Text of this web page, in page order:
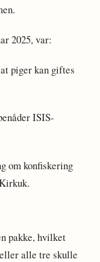
2025, var:
piger kan giftes
ISIS-
om konfiskering
pakke, hvilket
alle tre skulle